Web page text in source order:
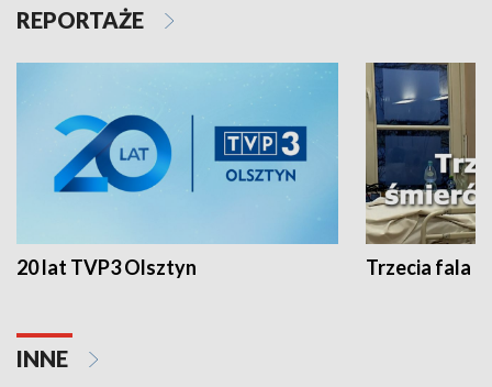
REPORTAŻE
20 lat TVP3 Olsztyn Trzecia fala -
INNE